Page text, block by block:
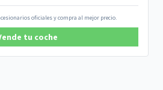
oficiales y compra al mejor precio.
tu coche